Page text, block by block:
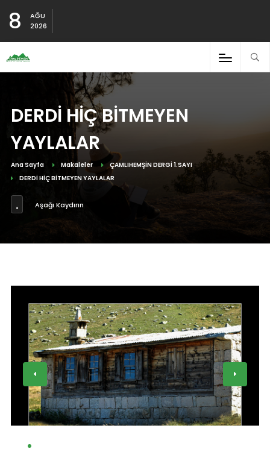
8
AĞU
2026
DERDİ HİÇ BİTMEYEN
YAYLALAR
Ana Sayfa Makaleler
ÇAMLIHEMŞİN DERGİ 1.SAYI
DERDİ HİÇ BİTMEYEN YAYLALAR
Aşağı Kaydırın